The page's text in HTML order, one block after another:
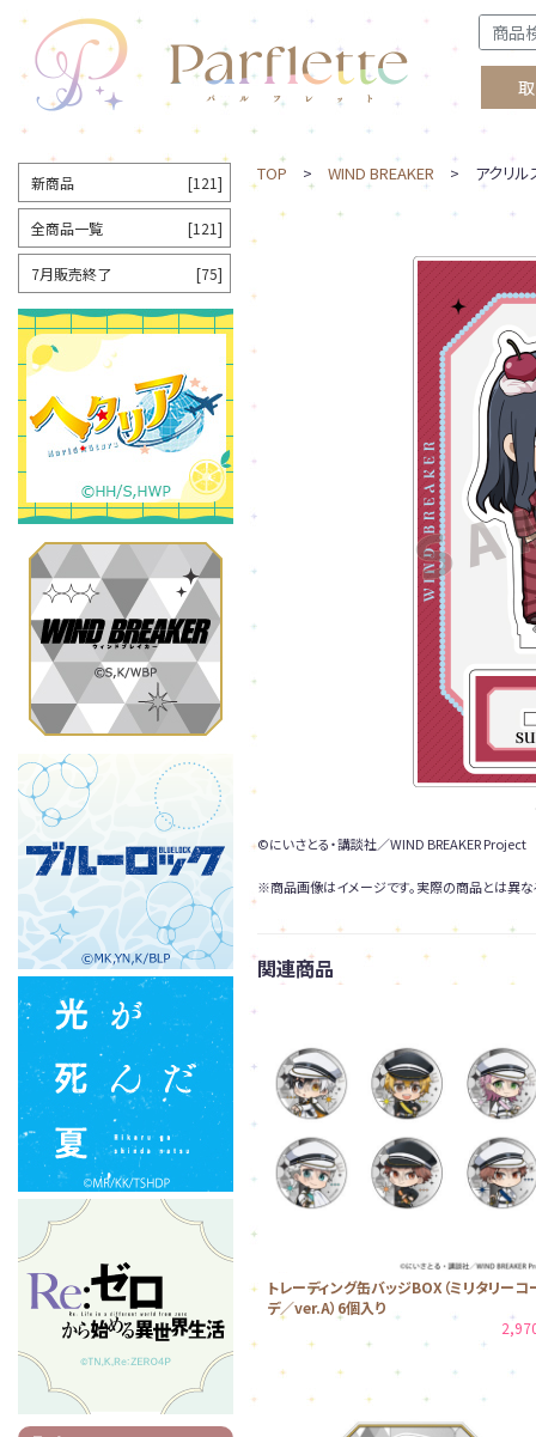
TOP > WIND BREAKER > アクリルス
©にいさとる・講談社／WIND BREAKER Project
※商品画像はイメージです。実際の商品とは異な
関連商品
トレーディング缶バッジBOX（ミリタリーコ
デ／ver.A）6個入り
新商品 [121]
全商品一覧 [121]
7月販売終了 [75]